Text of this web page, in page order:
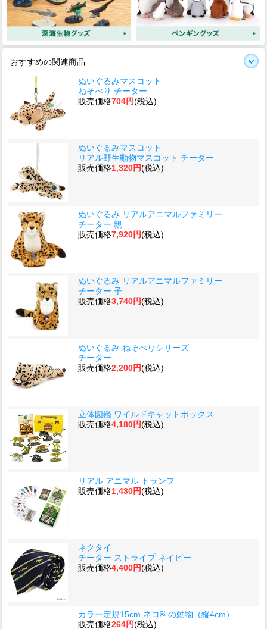
おすすめの関連商品
ぬいぐるみマスコット
ねそべり チーター
販売価格704円(税込)
ぬいぐるみマスコット
リアル野生動物マスコット チーター
販売価格1,320円(税込)
ぬいぐるみ リアルアニマルファミリー
チーター 親
販売価格7,920円(税込)
ぬいぐるみ リアルアニマルファミリー
チーター 子
販売価格3,740円(税込)
ぬいぐるみ ねそべりシリーズ
チーター
販売価格2,200円(税込)
立体図鑑 ワイルドキャットボックス
販売価格4,180円(税込)
リアル アニマル トランプ
販売価格1,430円(税込)
ネクタイ
チーター ストライプ ネイビー
販売価格4,400円(税込)
カラー定規15cm ネコ科の動物（縦4cm）
販売価格264円(税込)